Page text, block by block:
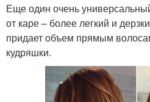
Еще один очень
от каре – более легкий и
придает объем прямым
кудряшки.